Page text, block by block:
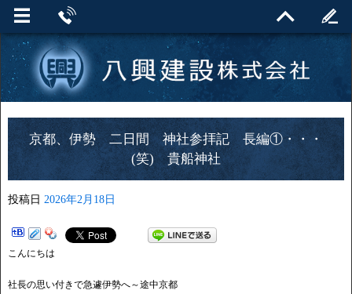
京都、伊勢 二日間 神社参拝記 長編①・・・
(笑) 貴船神社
投稿日 2026年2月18日
こんにちは
社長の思い付きで急遽伊勢へ～途中京都